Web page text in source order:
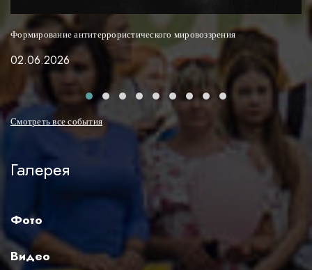
Формирование антитеррористического мировоззрения
02.06.2026
Смотреть все события
Галерея
Фото
Видео